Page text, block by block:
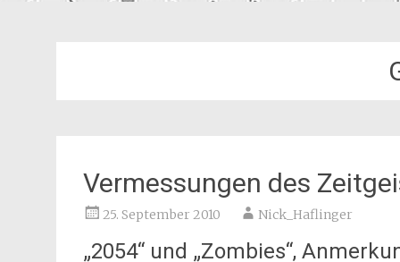
Vermessungen des
25. September 2010 Nick_Haflinger
„2054“ und „Zombies“,